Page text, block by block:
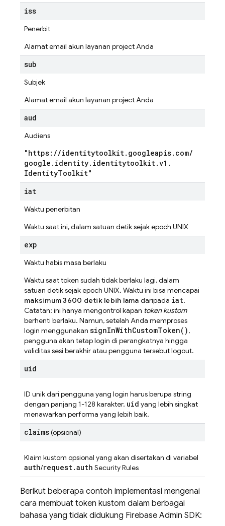
iss
Penerbit
Alamat email akun layanan project Anda
sub
Subjek
Alamat email akun layanan project Anda
aud
Audiens
"https: //identitytoolkit. googleapis. com/
google . identity. identitytoolkit.v1 .
IdentityToolkit"
iat
Waktu penerbitan
Waktu saat ini, dalam satuan detik sejak epoch UNIX
exp
Waktu habis masa berlaku
Waktu saat token sudah tidak berlaku lagi, dalam
satuan detik sejak epoch UNIX. Waktu ini bisa mencapai
maksimum 3600 detik lebih lama daripada iat.
Catatan: ini hanya mengontrol kapan token kustom
berhenti berlaku. Namun, setelah Anda memproses
login menggunakan signInWithCustomToken( ),
pengguna akan tetap login di perangkatnya hingga
validitas sesi berakhir atau pengguna tersebut logout.
uid
ID unik dari pengguna yang login harus berupa string
dengan panjang 1-128 karakter. uid yang lebih singkat
menawarkan performa yang lebih baik.
claims(opsional)
Klaim kustom opsional yang akan disertakan di variabel
auth/request.auth Security Rules
Berikut beberapa contoh implementasi mengenai
cara membuat token kustom dalam berbagai
bahasa yang tidak didukung Firebase Admin SDK: